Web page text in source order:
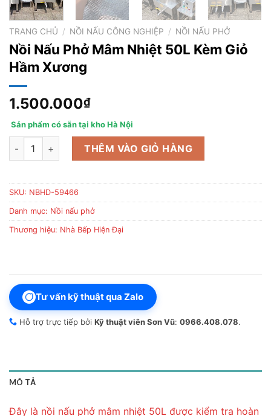
TRANG CHỦ / NỒI NẤU CÔNG NGHIỆP / NỒI NẤU PHỞ
Nồi Nấu Phở Mâm Nhiệt 50L Kèm Giỏ
Hầm Xương
1.500.000₫
Sản phẩm có sẵn tại kho Hà Nội
Nồi Nấu Phở Mâm Nhiệt 50L Kèm Giỏ Hầm Xương số lượng
THÊM VÀO GIỎ HÀNG
SKU: NBHD-59466
Danh mục: Nồi nấu phở
Thương hiệu: Nhà Bếp Hiện Đại
Tư vấn kỹ thuật qua Zalo
Hỗ trợ trực tiếp bởi Kỹ thuật viên Sơn Vũ: 0966.408.078.
MÔ TẢ
Đây là nồi nấu phở mâm nhiệt 50L được kiểm tra hoàn